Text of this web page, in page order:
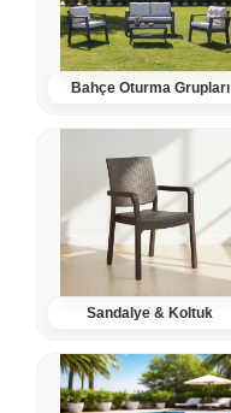
Bahçe Oturma Grupları
Sandalye & Koltuk